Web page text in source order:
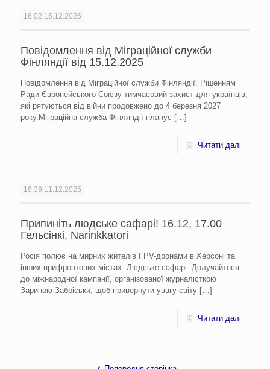
16:02 15.12.2025
Повідомлення від Міграційної служби
Фінляндії від 15.12.2025
Повідомлення від Міграційної служби Фінляндії: Рішенням
Ради Європейського Союзу тимчасовий захист для українців,
які рятуються від війни продовжено до 4 березня 2027
року.Міграційна служба Фінляндії планує […]
Читати далі
16:39 11.12.2025
Припиніть людське сафарі! 16.12, 17.00
Гельсінкі, Narinkkatori
Росія полює на мирних жителів FPV-дронами в Херсоні та
інших прифронтових містах. Людське сафарі. Долучайтеся
до міжнародної кампанії, організованої журналісткою
Зариною Забріськи, щоб привернути увагу світу[…]
Читати далі